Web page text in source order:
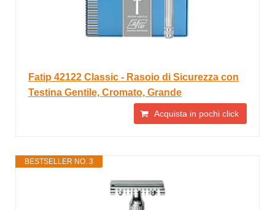
Fatip 42122 Classic - Rasoio di Sicurezza con
Testina Gentile, Cromato, Grande
Acquista in pochi click
BESTSELLER NO. 3